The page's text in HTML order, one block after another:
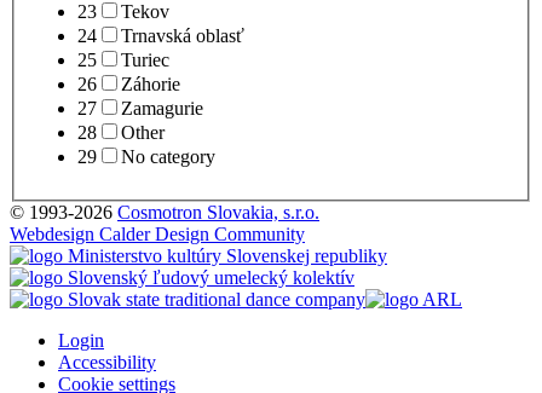
23
Tekov
24
Trnavská oblasť
25
Turiec
26
Záhorie
27
Zamagurie
28
Other
29
No category
© 1993-2026 Cosmotron Slovakia, s.r.o.
Webdesign Calder Design Community
Login
Accessibility
Cookie settings